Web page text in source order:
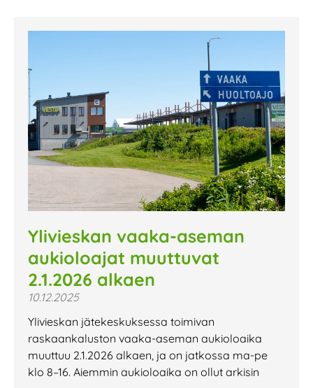
Ylivieskan vaaka-aseman
aukioloajat muuttuvat
2.1.2026 alkaen
10.12.2025
Ylivieskan jätekeskuksessa toimivan
raskaankaluston vaaka-aseman aukioloaika
muuttuu 2.1.2026 alkaen, ja on jatkossa ma-pe
klo 8–16. Aiemmin aukioloaika on ollut arkisin